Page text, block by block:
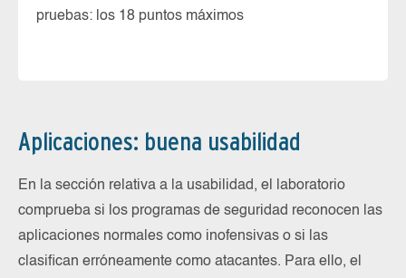
pruebas: los 18 puntos máximos
Aplicaciones: buena usabilidad
En la sección relativa a la usabilidad, el laboratorio
comprueba si los programas de seguridad reconocen las
aplicaciones normales como inofensivas o si las
clasifican erróneamente como atacantes. Para ello, el